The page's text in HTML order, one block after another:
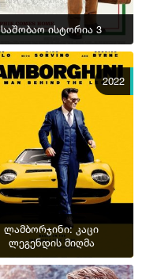
საშობაო ისტორია 3
2022
ლამბორჯინი: კაცი
ლეგენდის მიღმა